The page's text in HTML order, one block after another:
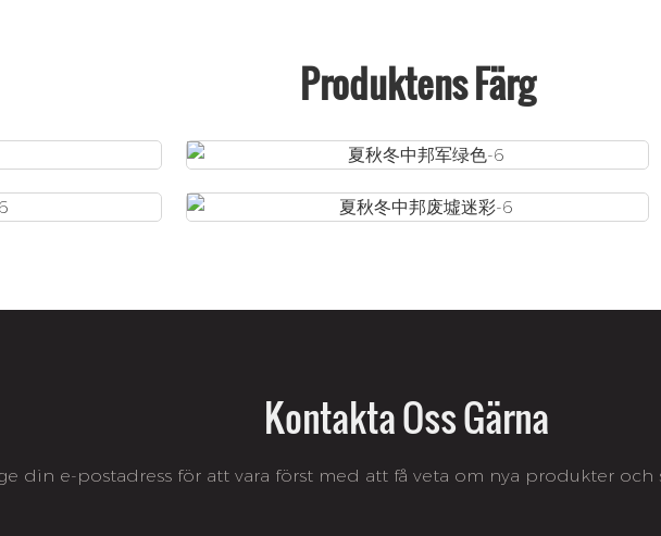
Produktens Färg
Kontakta Oss Gärna
din e-postadress för att vara först med att få veta om nya produkter